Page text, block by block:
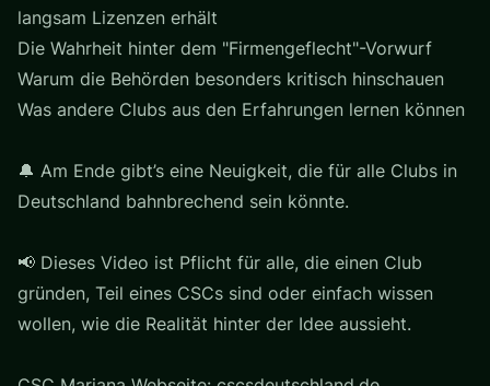
langsam Lizenzen erhält
Die Wahrheit hinter dem "Firmengeflecht"-Vorwurf
Warum die Behörden besonders kritisch hinschauen
Was andere Clubs aus den Erfahrungen lernen können
🔔 Am Ende gibt’s eine Neuigkeit, die für alle Clubs in
Deutschland bahnbrechend sein könnte.
📢 Dieses Video ist Pflicht für alle, die einen Club
gründen, Teil eines CSCs sind oder einfach wissen
wollen, wie die Realität hinter der Idee aussieht.